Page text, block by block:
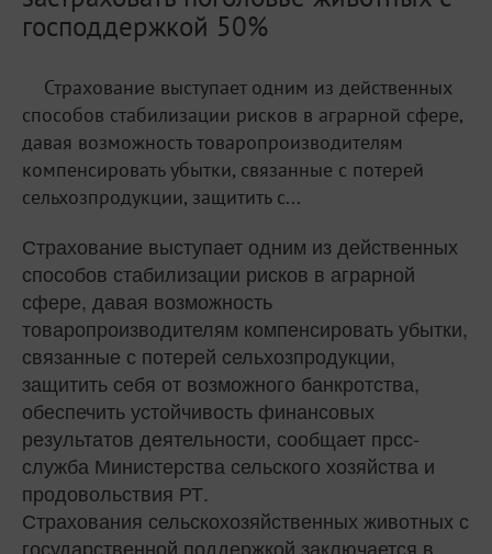
господдержкой 50%
Страхование выступает одним из действенных
способов стабилизации рисков в аграрной сфере,
давая возможность товаропроизводителям
компенсировать убытки, связанные с потерей
сельхозпродукции, защитить с...
Страхование выступает одним из действенных
способов стабилизации рисков в аграрной
сфере, давая возможность
товаропроизводителям компенсировать убытки,
связанные с потерей сельхозпродукции,
защитить себя от возможного банкротства,
обеспечить устойчивость финансовых
результатов деятельности, сообщает прсс-
служба Министерства сельского хозяйства и
продовольствия РТ.
Страхования сельскохозяйственных животных с
государственной поддержкой заключается в